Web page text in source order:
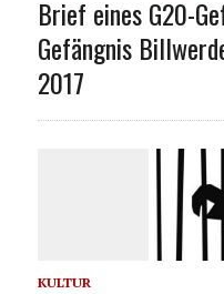
Brief eines G20-
Gefängnis
2017
KULTUR